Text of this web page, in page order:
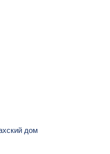
дом